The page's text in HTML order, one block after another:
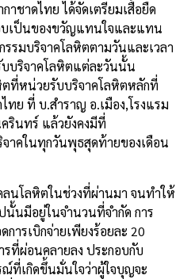
าชาดไทย ได้จัดเตรียมเสื้อยืด
บเป็นของขวัญแทนใจและแทน
รมบริจาคโลหิตตามวันและเวลา
บบริจาคโลหิตแต่ละวันนั้น
ตที่หน่วยรับบริจาคโลหิตหลักที่
ทย ที่ บ.สำราญ อ.เมือง,โรงแรม
รินทร์ แล้วยังคงมีที่
าคในทุกวันพุธสุดท้ายของเดือน
ลนโลหิตในช่วงที่ผ่านมา จนทำให้
นั้นมีอยู่ในจำนวนที่จำกัด การ
การเบิกจ่ายเพียงร้อยละ 20
ที่ผ่อนคลายลง ประกอบกับ
ณ์ที่เกิดขึ้นมั่นใจว่าผู้ใจบุญจะ